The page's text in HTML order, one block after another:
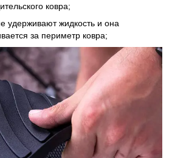
ковра;
удерживают жидкость и она
за периметр ковра;